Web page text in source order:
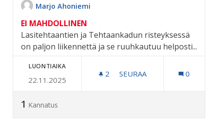
Marjo Ahoniemi
EI MAHDOLLINEN
Lasitehtaantien ja Tehtaankadun risteyksessä
on paljon liikennettä ja se ruuhkautuu helposti...
LUONTIAIKA
22.11.2025
2 2 SEURAAJAA
SEURAA 0
1 Kannatus